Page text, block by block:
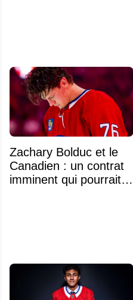
Zachary Bolduc et le
Canadien : un contrat
imminent qui pourrait